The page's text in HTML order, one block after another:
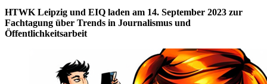
HTWK Leipzig und EIQ laden am 14. September 2023 zur
Fachtagung über Trends in Journalismus und
Öffentlichkeitsarbeit